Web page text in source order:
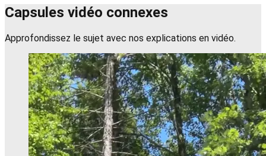
Capsules vidéo connexes
Approfondissez le sujet avec nos explications en vidéo.